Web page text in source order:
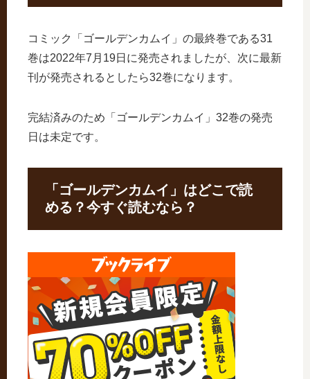
コミック「ゴールデンカムイ」の最終巻である31
巻は2022年7月19日に発売されましたが、次に最新
刊が発売されるとしたら32巻になります。
完結済みのため「ゴールデンカムイ」32巻の発売
日は未定です。
「ゴールデンカムイ」はどこで読
める？今すぐ読むなら？